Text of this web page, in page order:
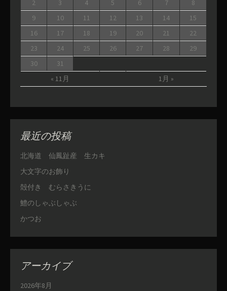
« 11月 1月 »
2
3 4 5 6 7
8
9
10 11 12 13 14
15
16
17 18 19 20 21
22
23
24 25 26 27 28
29
30
31
最近の投稿
北海道 仙鳳趾産 生カキ
大文字のお飾り
殻付き むらさきうに
鱧のしゃぶしゃぶ
かつお
アーカイブ
2026年8月